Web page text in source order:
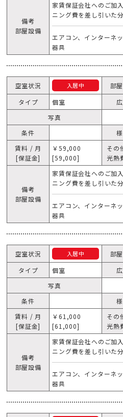
備考
部屋設備
家賃保証会社へのご加
ニング費を差し引いた
エアコン、インターネ
器具
空室状況 入居中 部
タイプ
個室
写真
条件
賃料 / 月
[保証金]
￥59,000
[59,000]
その
光熱
備考
部屋設備
家賃保証会社へのご加
ニング費を差し引いた
エアコン、インターネ
器具
空室状況 入居中 部
タイプ
個室
写真
条件
賃料 / 月
[保証金]
￥61,000
[61,000]
その
光熱
備考
部屋設備
家賃保証会社へのご加
ニング費を差し引いた
エアコン、インターネ
器具